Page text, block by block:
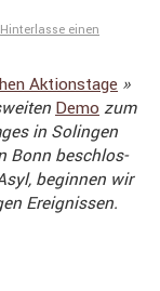
Hinterlasse einen
Aktions­tage »
Demo zum
in Solingen
Bonn beschlos­
beginnen wir
Ereig­nissen.